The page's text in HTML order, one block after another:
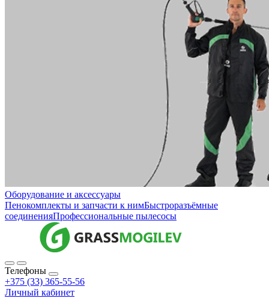
Оборудование и аксессуары
Пенокомплекты и запчасти к нимБыстроразъёмные
соединенияПрофессиональные пылесосы
Телефоны
+375 (33) 365-55-56
Личный кабинет